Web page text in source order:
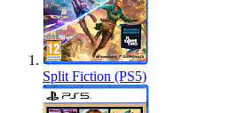
Split Fiction (PS5)